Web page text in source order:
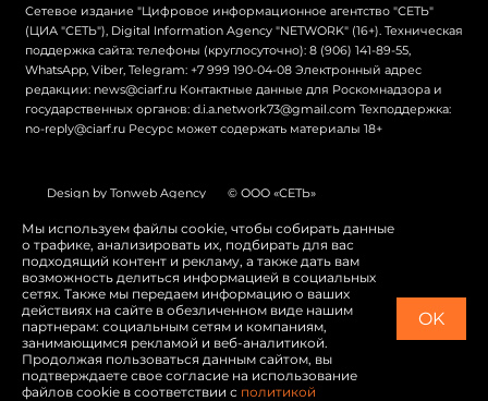
Сетевое издание "Цифровое информационное агентство "СЕТЬ"
(ЦИА "СЕТЬ"), Digital Information Agency "NETWORK" (16+). Техническая
поддержка сайта: телефоны (круглосуточно): 8 (906) 141-89-55,
WhatsApp, Viber, Telegram: +7 999 190-04-08 Электронный адрес
редакции: news@ciarf.ru Контактные данные для Роскомнадзора и
государственных органов: d.i.a.network73@gmail.com Техподдержка:
no-reply@ciarf.ru Ресурс может содержать материалы 18+
Design by Tonweb Agency © ООО «СЕТЬ»
Политика конфиденциальности Карта сайта
Switch to English
Мы используем файлы cookie, чтобы собирать данные
о трафике, анализировать их, подбирать для вас
подходящий контент и рекламу, а также дать вам
возможность делиться информацией в социальных
сетях. Также мы передаем информацию о ваших
действиях на сайте в обезличенном виде нашим
партнерам: социальным сетям и компаниям,
занимающимся рекламой и веб-аналитикой.
Продолжая пользоваться данным сайтом, вы
подтверждаете свое согласие на использование
файлов cookie в соответствии с политикой
OK